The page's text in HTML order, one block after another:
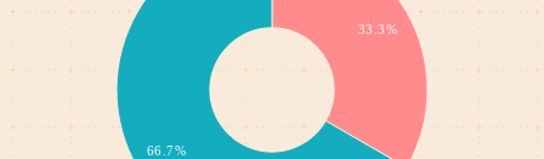
33.3%
66.7%